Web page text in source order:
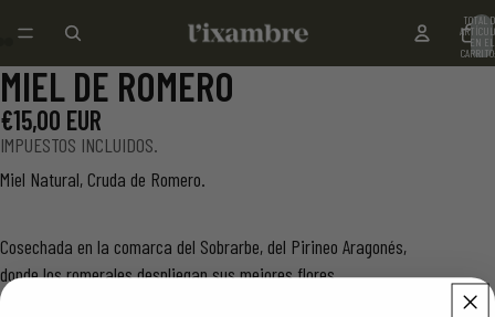
TOTAL
EN EL
ABRIR
IMAGEN
A
COMPLETA
ABRIR
IMAGEN
A
COMPLETA
ABRIR
IMAGEN
A
COMPLETA
MIEL DE ROMERO
€15,00 EUR
IMPUESTOS INCLUIDOS.
Miel Natural, Cruda de Romero.
Cosechada en la comarca del Sobrarbe, del Pirineo Aragonés,
donde los romerales despliegan sus mejores flores.
Tamaño